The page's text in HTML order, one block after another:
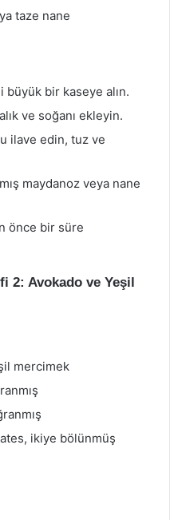
taze nane
büyük bir kaseye alın.
ve soğanı ekleyin.
ilave edin, tuz ve
maydanoz veya nane
önce bir süre
2: Avokado ve Yeşil
mercimek
ikiye bölünmüş